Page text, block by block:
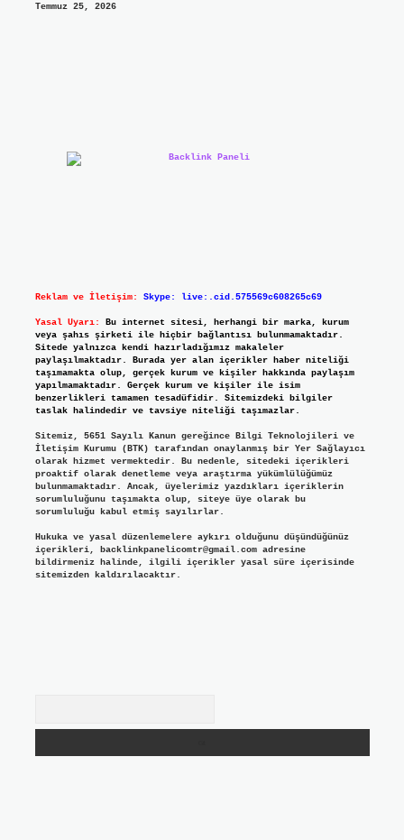
Temmuz 25, 2026
Reklam ve İletişim: Skype: live:.cid.575569c608265c69
Yasal Uyarı:
Bu internet sitesi, herhangi bir marka, kurum
veya şahıs şirketi ile hiçbir bağlantısı bulunmamaktadır.
Sitede yalnızca kendi hazırladığımız makaleler
paylaşılmaktadır. Burada yer alan içerikler haber niteliği
taşımamakta olup, gerçek kurum ve kişiler hakkında paylaşım
yapılmamaktadır. Gerçek kurum ve kişiler ile isim
benzerlikleri tamamen tesadüfidir. Sitemizdeki bilgiler
taslak halindedir ve tavsiye niteliği taşımazlar.
Sitemiz, 5651 Sayılı Kanun gereğince Bilgi Teknolojileri ve
İletişim Kurumu (BTK) tarafından onaylanmış bir Yer Sağlayıcı
olarak hizmet vermektedir. Bu nedenle, sitedeki içerikleri
proaktif olarak denetleme veya araştırma yükümlülüğümüz
bulunmamaktadır. Ancak, üyelerimiz yazdıkları içeriklerin
sorumluluğunu taşımakta olup, siteye üye olarak bu
sorumluluğu kabul etmiş sayılırlar.
Hukuka ve yasal düzenlemelere aykırı olduğunu düşündüğünüz
içerikleri, backlinkpanelicomtr@gmail.comadresine
bildirmeniz halinde, ilgili içerikler yasal süre içerisinde
sitemizden kaldırılacaktır.